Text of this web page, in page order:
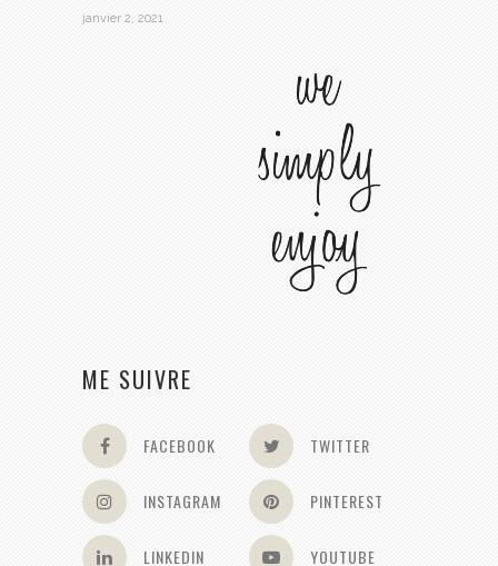
janvier 2, 2021
ME SUIVRE
FACEBOOK TWITTER
INSTAGRAM PINTEREST
LINKEDIN YOUTUBE